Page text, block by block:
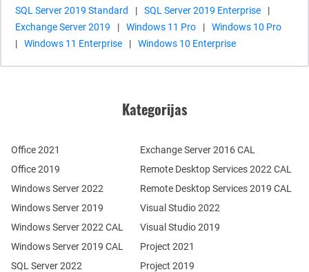
SQL Server 2019 Standard
| SQL Server 2019 Enterprise
|
Exchange Server 2019
| Windows 11 Pro |
Windows 10 Pro
|
Windows 11 Enterprise | Windows 10 Enterprise
Kategorijas
Office 2021
Office 2019
Windows Server 2022
Windows Server 2019
SQL Server 2022
Windows Server 2022 CAL
Windows Server 2019 CAL
Remote Desktop Services 2022 CAL
Remote Desktop Services 2019 CAL
Exchange Server 2016 CAL
Visual Studio 2022
Visual Studio 2019
Project 2021
Project 2019